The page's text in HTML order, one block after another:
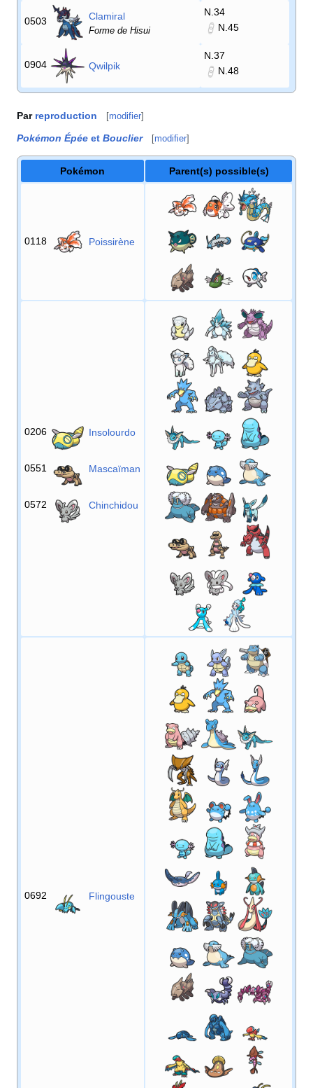
0503 Clamiral
Forme de Hisui
N.34
N.45
0904 Qwilpik
N.37
N.48
Par reproduction [modifier]
Pokémon Épée et Bouclier [modifier]
Pokémon Parent(s) possible(s)
0118 Poissirène
0206 Insolourdo
0551 Mascaïman
0572 Chinchidou
0692 Flingouste